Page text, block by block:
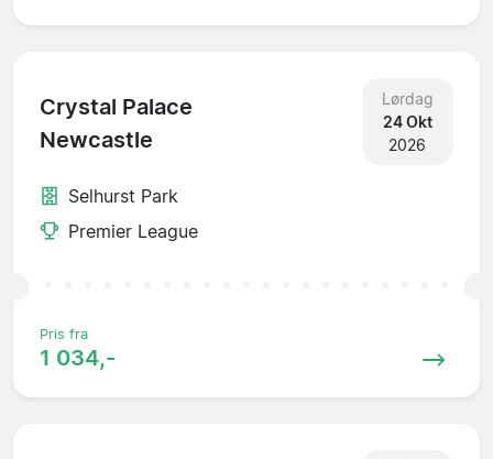
Crystal Palace
Newcastle
Lørdag
24 Okt
2026
Selhurst Park
Premier League
Pris fra
1 034,-